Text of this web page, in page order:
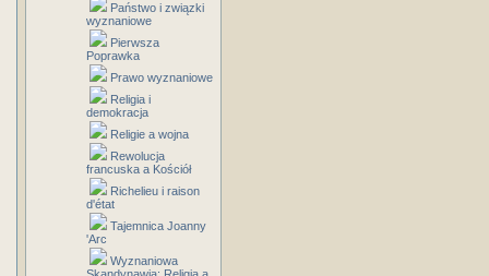
Państwo i związki
wyznaniowe
Pierwsza
Poprawka
Prawo wyznaniowe
Religia i
demokracja
Religie a wojna
Rewolucja
francuska a Kościół
Richelieu i raison
d'état
Tajemnica Joanny
'Arc
Wyznaniowa